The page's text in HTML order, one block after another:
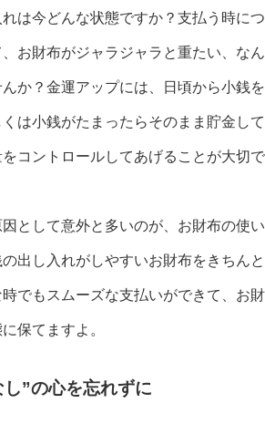
は今どんな状態ですか？支払う時につ
お財布がジャラジャラと重たい、なん
か？金運アップには、日頃から小銭を
くは小銭がたまったらそのまま貯金して
コントロールしてあげることが大切で
として意外と多いのが、お財布の使い
出し入れがしやすいお財布をきちんと
でもスムーズな支払いができて、お財
保てますよ。
”の心を忘れずに